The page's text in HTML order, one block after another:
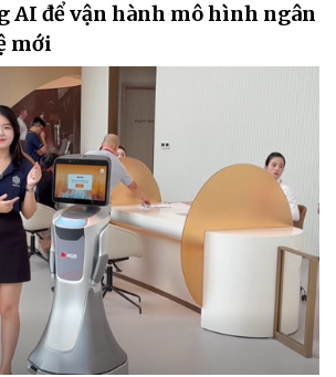
AI để vận hành mô hình ngân
mới